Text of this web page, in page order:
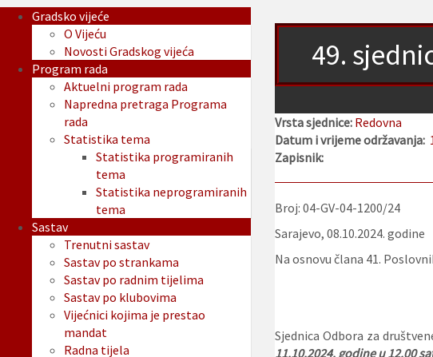
49.
Vrsta sjednice: Redovna
Datum i vrijeme održavanja:
Zapisnik:
Broj: 04-GV-04-1200/24
Sarajevo, 08.10.2024. godine
Na osnovu člana 41.
Sjednica Odbora za
11.10.2024. godine u 12.00
Gradsko vijeće
O Vijeću
Novosti Gradskog vijeća
Program rada
Aktuelni program rada
Napredna pretraga Programa
rada
Statistika tema
Statistika programiranih
tema
Statistika neprogramiranih
tema
Sastav
Trenutni sastav
Sastav po strankama
Sastav po radnim tijelima
Sastav po klubovima
Vijećnici kojima je prestao
mandat
Radna tijela